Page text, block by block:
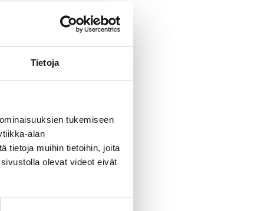
Tietoja
tukemiseen
alan
tietoja muihin tietoihin, joita
olevat videot eivät